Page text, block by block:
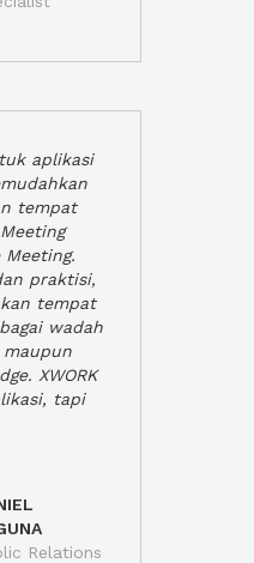
aplikasi
tempat
praktisi,
tempat
wadah
XWORK
tapi
Relations